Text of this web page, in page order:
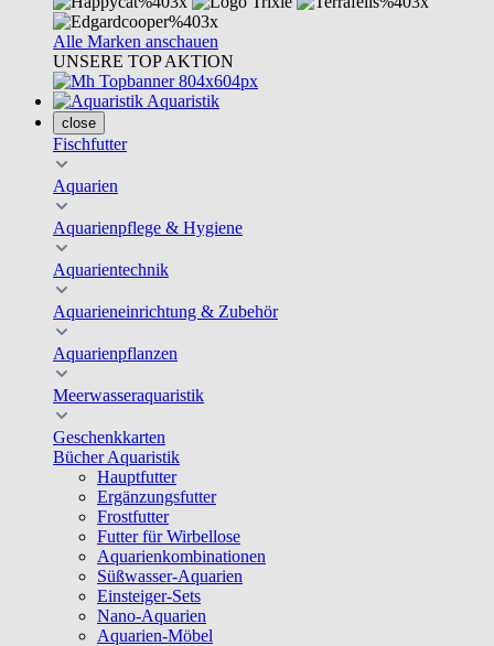
Alle Marken anschauen
UNSERE TOP AKTION
Aquaristik
close
Fischfutter
Aquarien
Aquarienpflege & Hygiene
Aquarientechnik
Aquarieneinrichtung & Zubehör
Aquarienpflanzen
Meerwasseraquaristik
Geschenkkarten
Bücher Aquaristik
Hauptfutter
Ergänzungsfutter
Frostfutter
Futter für Wirbellose
Aquarienkombinationen
Süßwasser-Aquarien
Einsteiger-Sets
Nano-Aquarien
Aquarien-Möbel